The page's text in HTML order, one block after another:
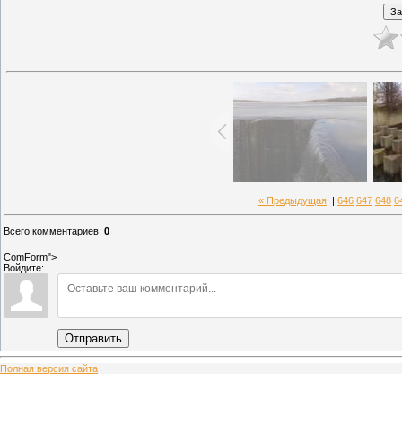
« Предыдущая 646 647 648
Всего комментариев: 0
ComForm">
Войдите:
Отправить
Полная версия сайта